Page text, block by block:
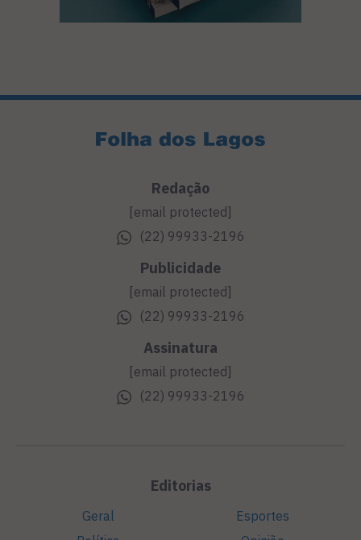
Redação
[email protected]
(22) 99933-2196
Publicidade
[email protected]
(22) 99933-2196
Assinatura
[email protected]
(22) 99933-2196
Editorias
Geral
Esportes